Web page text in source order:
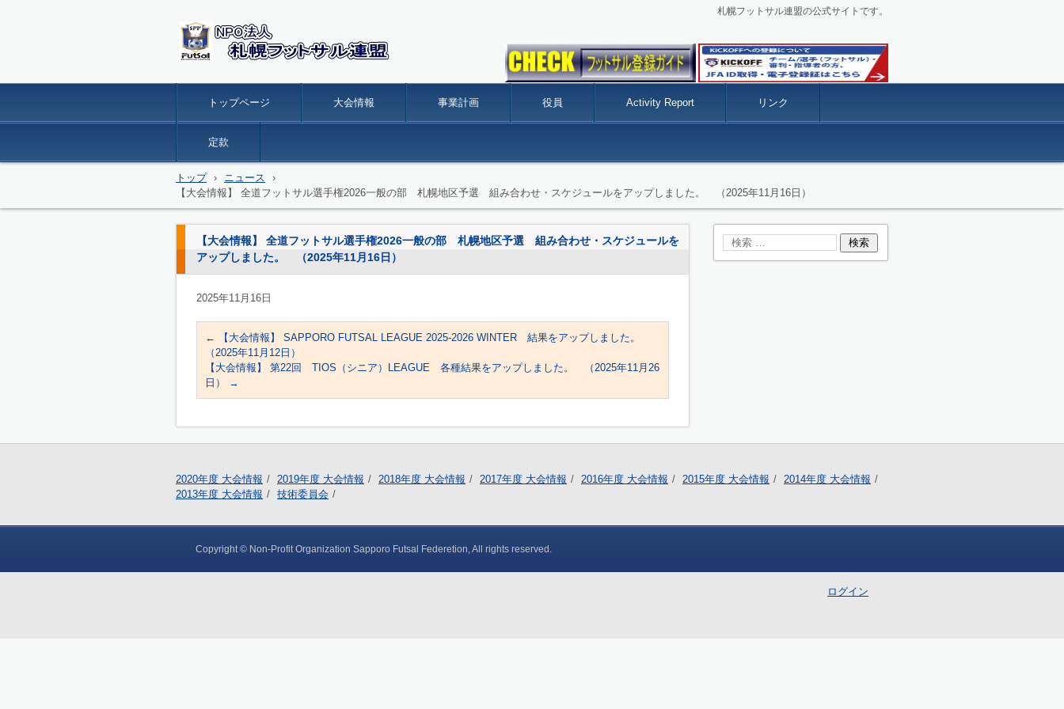
札幌フットサル連盟の公式サイトです。
トップページ 大会情報 事業計画 役員 Activity Report リンク
定款
トップ › ニュース
›
【大会情報】 全道フットサル選手権2026一般の部 札幌地区予選 組み合わせ・スケジュールをアップしました。 （2025年11月16日）
【大会情報】 全道フットサル選手権2026一般の部 札幌地区予選 組み合わせ・スケジュールを
アップしました。 （2025年11月16日）
2025年11月16日
←
【大会情報】 SAPPORO FUTSAL LEAGUE 2025-2026 WINTER 結果をアップしました。
（2025年11月12日）
【大会情報】 第22回 TIOS（シニア）LEAGUE 各種結果をアップしました。 （2025年11月26
日）
→
2020年度 大会情報 2019年度 大会情報 2018年度 大会情報 2017年度 大会情報 2016年度 大会情報 2015年度 大会情報
2014年度 大会情報
2013年度 大会情報
技術委員会
Copyright © Non-Profit Organization Sapporo Futsal Federetion, All rights reserved.
ログイン